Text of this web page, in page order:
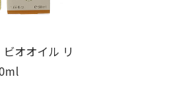
オオイル リ